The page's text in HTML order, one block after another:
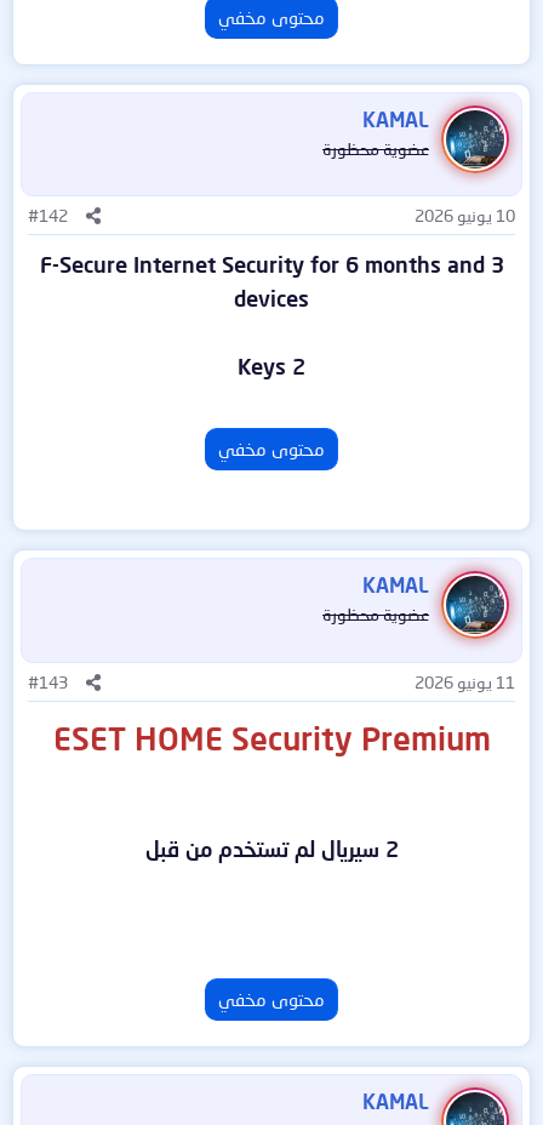
محتوى مخفي
KAMAL
عضوية محظورة
10 يونيو 2026 #142
F-Secure Internet Security for 6 months and 3
devices
2 Keys
محتوى مخفي
KAMAL
عضوية محظورة
11 يونيو 2026 #143
ESET HOME Security Premium
2 سيريال لم تستخدم من قبل
محتوى مخفي
KAMAL